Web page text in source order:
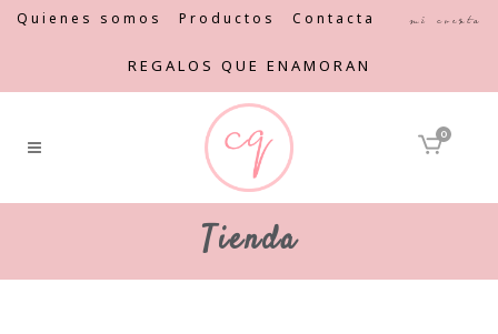
Quienes somos Productos Contacta Mi cuenta
REGALOS QUE ENAMORAN
0
Tienda